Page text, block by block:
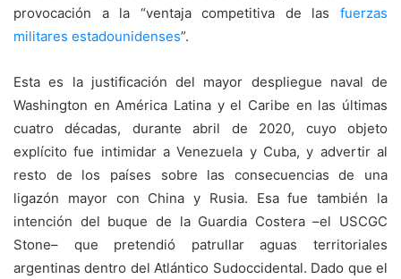
provocación a la “ventaja competitiva de las fuerzas
militares estadounidenses”.
Esta es la justificación del mayor despliegue naval de
Washington en América Latina y el Caribe en las últimas
cuatro décadas, durante abril de 2020, cuyo objeto
explícito fue intimidar a Venezuela y Cuba, y advertir al
resto de los países sobre las consecuencias de una
ligazón mayor con China y Rusia. Esa fue también la
intención del buque de la Guardia Costera –el USCGC
Stone– que pretendió patrullar aguas territoriales
argentinas dentro del Atlántico Sudoccidental. Dado que el